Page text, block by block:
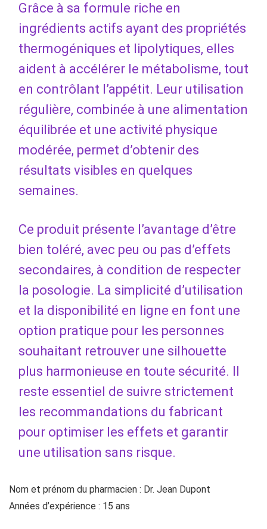
Grâce à sa formule riche en
ingrédients actifs ayant des propriétés
thermogéniques et lipolytiques, elles
aident à accélérer le métabolisme, tout
en contrôlant l’appétit. Leur utilisation
régulière, combinée à une alimentation
équilibrée et une activité physique
modérée, permet d’obtenir des
résultats visibles en quelques
semaines.
Ce produit présente l’avantage d’être
bien toléré, avec peu ou pas d’effets
secondaires, à condition de respecter
la posologie. La simplicité d’utilisation
et la disponibilité en ligne en font une
option pratique pour les personnes
souhaitant retrouver une silhouette
plus harmonieuse en toute sécurité. Il
reste essentiel de suivre strictement
les recommandations du fabricant
pour optimiser les effets et garantir
une utilisation sans risque.
Nom et prénom du pharmacien : Dr. Jean Dupont
Années d’expérience : 15 ans